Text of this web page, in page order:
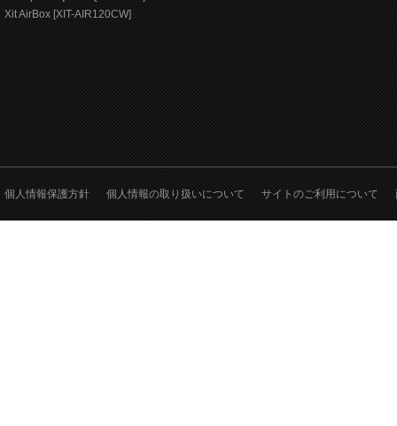
Xit AirBox [XIT-AIR120CW]
個人情報保護方針 個人情報の取り扱いについて サイトのご利用について